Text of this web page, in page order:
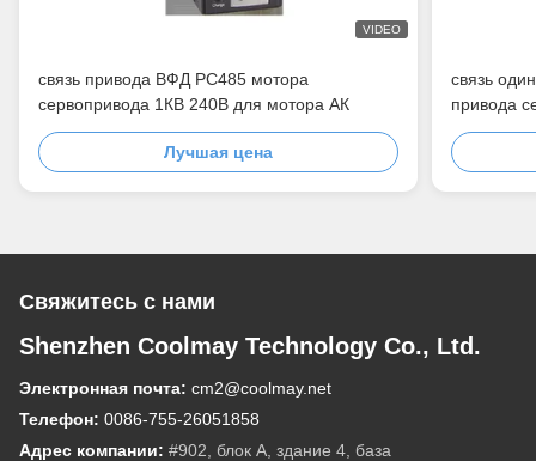
VIDEO
связь привода ВФД РС485 мотора
сервопривода 1КВ 240В для мотора АК
Лучшая цена
связь
привода
Свяжитесь с нами
Shenzhen Coolmay Technology Co., Ltd.
Электронная почта: cm2@coolmay.net
Телефон: 0086-755-26051858
Адрес компании: #902, блок А, здание 4, база